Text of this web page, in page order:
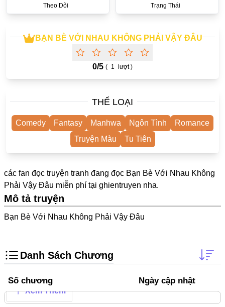
#Ngược Tâm
Truyện Scan
Cưới Trước Yêu Sau
#Cục Cưng
#Âu Cổ
Adult
Trọng Sinh
BẠN BÈ VỚI NHAU KHÔNG PHẢI VẬY ĐÂU
0/5 ( 1 lượt )
Theo Dõi Trạng Thái
THỂ LOẠI
Comedy Fantasy Manhwa Ngôn Tình
Romance
Truyện Màu
Tu Tiên
các fan đọc truyện tranh đang đọc Bạn Bè Với Nhau Không
Phải Vậy Đâu miễn phí tại ghientruyen nha.
Mô tả truyện
Bạn Bè Với Nhau Không Phải Vậy Đâu
Danh Sách Chương
Số chương Ngày cập nhật
Xem Thêm